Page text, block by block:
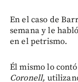
En el caso de
semana y le
en el petrismo.
Él mismo lo
Coronell,